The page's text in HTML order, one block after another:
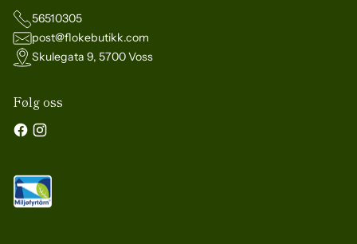
56510305
post@flokebutikk.com
Skulegata 9, 5700 Voss
Følg oss